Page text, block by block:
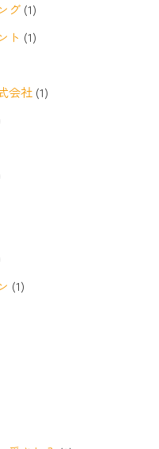
グ (1)
ト (1)
会社 (1)
(1)